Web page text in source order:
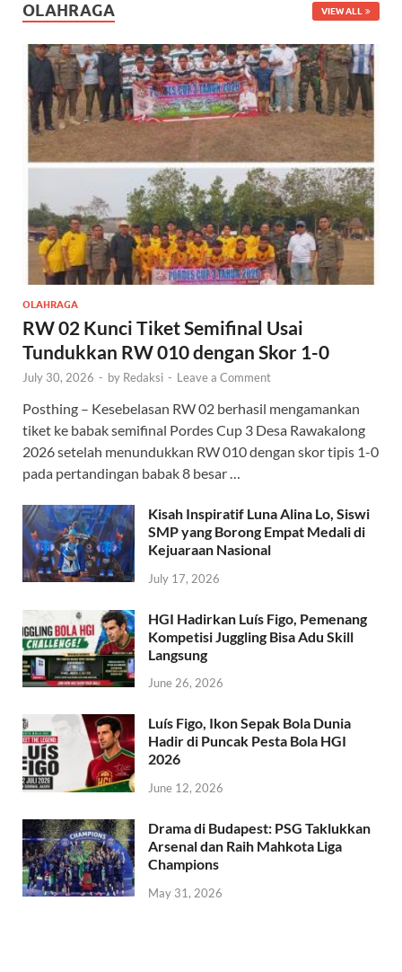
OLAHRAGA VIEW ALL
OLAHRAGA
RW 02 Kunci Tiket Semifinal Usai
Tundukkan RW 010 dengan Skor 1-0
July 30, 2026 - by Redaksi - Leave a Comment
Posthing – Kesebelasan RW 02 berhasil mengamankan
tiket ke babak semifinal Pordes Cup 3 Desa Rawakalong
2026 setelah menundukkan RW 010 dengan skor tipis 1-0
pada pertandingan babak 8 besar …
Kisah Inspiratif Luna Alina Lo, Siswi
SMP yang Borong Empat Medali di
Kejuaraan Nasional
July 17, 2026
HGI Hadirkan Luís Figo, Pemenang
Kompetisi Juggling Bisa Adu Skill
Langsung
June 26, 2026
Luís Figo, Ikon Sepak Bola Dunia
Hadir di Puncak Pesta Bola HGI
2026
June 12, 2026
Drama di Budapest: PSG Taklukkan
Arsenal dan Raih Mahkota Liga
Champions
May 31, 2026